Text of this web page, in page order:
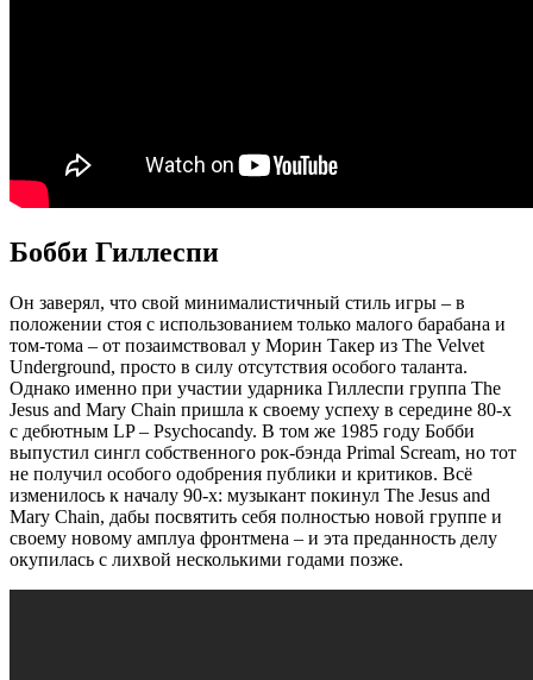
Бобби Гиллеспи
Он заверял, что свой минималистичный стиль игры ‒ в
положении стоя с использованием только малого барабана и
том-тома ‒ от позаимствовал у Морин Такер из The Velvet
Underground, просто в силу отсутствия особого таланта.
Однако именно при участии ударника Гиллеспи группа The
Jesus and Mary Chain пришла к своему успеху в середине 80-х
с дебютным LP – Psychocandy. В том же 1985 году Бобби
выпустил сингл собственного рок-бэнда Primal Scream, но тот
не получил особого одобрения публики и критиков. Всё
изменилось к началу 90-х: музыкант покинул The Jesus and
Mary Chain, дабы посвятить себя полностью новой группе и
своему новому амплуа фронтмена – и эта преданность делу
окупилась с лихвой несколькими годами позже.